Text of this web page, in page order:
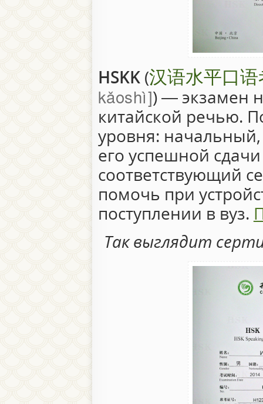
HSKK(汉语水平口
kǎoshì ) — экзамен
китайской речью.
уровня:
его успешной
соответствующий
помочь при
поступлении в вуз.
Так выглядит